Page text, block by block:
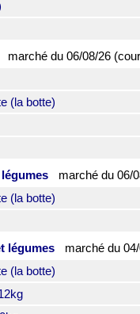
marché du06/08/26
(la botte)
marché du06/
(la botte)
légumes
marché du04/
(la botte)